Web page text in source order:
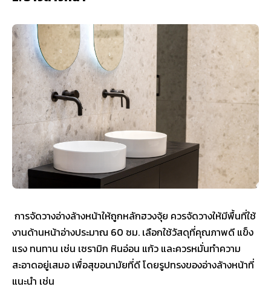
การจัดวางอ่างล้างหน้าให้ถูกหลักฮวงจุ้ย ควรจัดวางให้มีพื้นที่ใช้
งานด้านหน้าอ่างประมาณ 60 ซม. เลือกใช้วัสดุที่คุณภาพดี แข็ง
แรง ทนทาน เช่น เซรามิก หินอ่อน แก้ว และควรหมั่นทำความ
สะอาดอยู่เสมอ เพื่อสุขอนามัยที่ดี โดยรูปทรงของอ่างล้างหน้าที่
แนะนำ เช่น